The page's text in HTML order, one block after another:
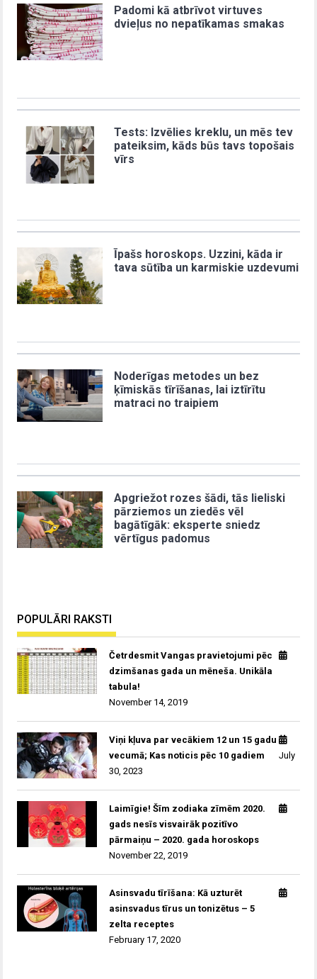
Padomi kā atbrīvot virtuves
dvieļus no nepatīkamas smakas
Tests: Izvēlies kreklu, un mēs tev
pateiksim, kāds būs tavs topošais
vīrs
Īpašs horoskops. Uzzini, kāda ir
tava sūtība un karmiskie uzdevumi
Noderīgas metodes un bez
ķīmiskās tīrīšanas, lai iztīrītu
matraci no traipiem
Apgriežot rozes šādi, tās lieliski
pārziemos un ziedēs vēl
bagātīgāk: eksperte sniedz
vērtīgus padomus
POPULĀRI RAKSTI
Četrdesmit Vangas pravietojumi pēc
dzimšanas gada un mēneša. Unikāla
tabula!
November 14, 2019
Viņi kļuva par vecākiem 12 un 15 gadu
vecumā; Kas noticis pēc 10 gadiem
July
30, 2023
Laimīgie! Šīm zodiaka zīmēm 2020.
gads nesīs visvairāk pozitīvo
pārmaiņu – 2020. gada horoskops
November 22, 2019
Asinsvadu tīrīšana: Kā uzturēt
asinsvadus tīrus un tonizētus – 5
zelta receptes
February 17, 2020